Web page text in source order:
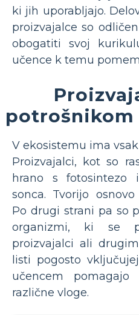
ki jih uporabljajo.
proizvajalce so
obogatiti svoj
učence k temu
potrošnikom
V ekosistemu ima
Proizvajalci, kot so
hrano s fotosintezo
sonca. Tvorijo
Po drugi strani pa so
organizmi, ki se
proizvajalci ali
listi pogosto
učencem
različne vloge.